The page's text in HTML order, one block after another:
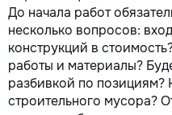
До начала работ
несколько вопросов:
конструкций в
работы и материалы?
разбивкой по позициям?
строительного мусора?